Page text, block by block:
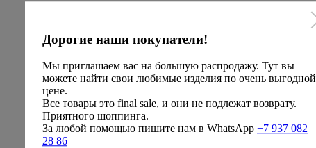
Дорогие наши покупатели!
Мы приглашаем вас на большую распродажу. Тут вы
можете найти свои любимые изделия по очень выгодной
цене.
Все товары это final sale, и они не подлежат возврату.
Приятного шоппинга.
За любой помощью пишите нам в WhatsApp +7 937 082
28 86